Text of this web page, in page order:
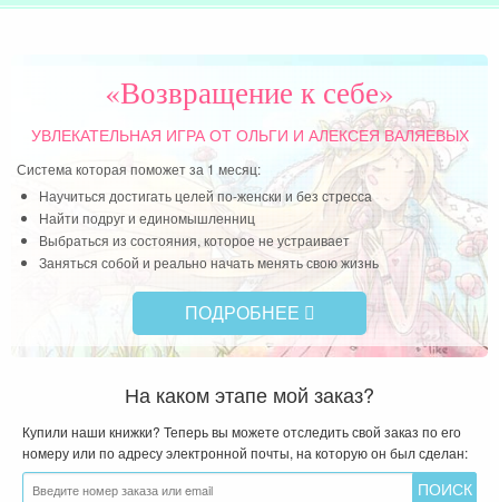
«Возвращение к себе»
УВЛЕКАТЕЛЬНАЯ ИГРАОТ ОЛЬГИ И АЛЕКСЕЯ ВАЛЯЕВЫХ
Система которая поможет за 1 месяц:
Научиться достигать целей по-женски и без стресса
Найти подруг и единомышленниц
Выбраться из состояния, которое не устраивает
Заняться собой и реально начать менять свою жизнь
ПОДРОБНЕЕ
На каком этапе мой заказ?
Купили наши книжки? Теперь вы можете отследить свой заказ по его
номеру или по адресу электронной почты, на которую он был сделан: